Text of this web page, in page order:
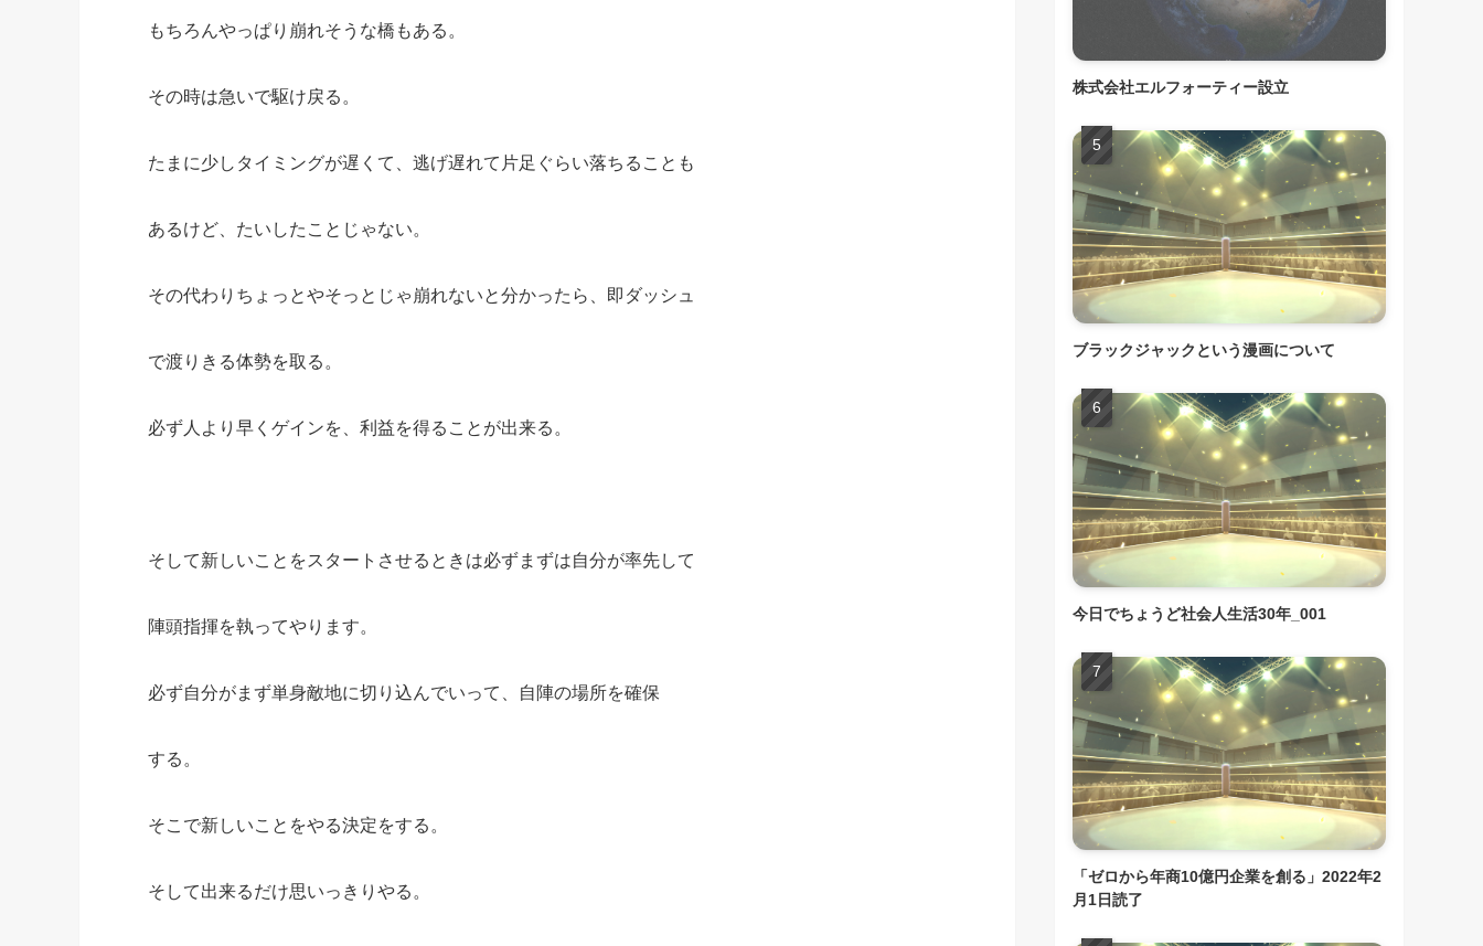
もちろんやっぱり崩れそうな橋もある。
その時は急いで駆け戻る。
たまに少しタイミングが遅くて、逃げ遅れて片足ぐらい落ちることも
あるけど、たいしたことじゃない。
その代わりちょっとやそっとじゃ崩れないと分かったら、即ダッシュ
で渡りきる体勢を取る。
必ず人より早くゲインを、利益を得ることが出来る。
そして新しいことをスタートさせるときは必ずまずは自分が率先して
陣頭指揮を執ってやります。
必ず自分がまず単身敵地に切り込んでいって、自陣の場所を確保
する。
そこで新しいことをやる決定をする。
そして出来るだけ思いっきりやる。
株式会社エルフォーティー設立
ブラックジャックという漫画について
今日でちょうど社会人生活30年_001
「ゼロから年商10億円企業を創る」2022年2
月1日読了